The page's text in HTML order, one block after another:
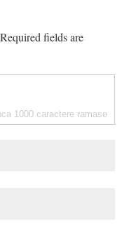
Required fields are
1000 caractere ramase